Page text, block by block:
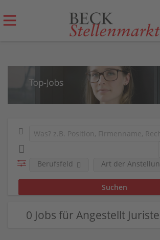
Berufsfeld Art der
0 Jobs für Angestellt